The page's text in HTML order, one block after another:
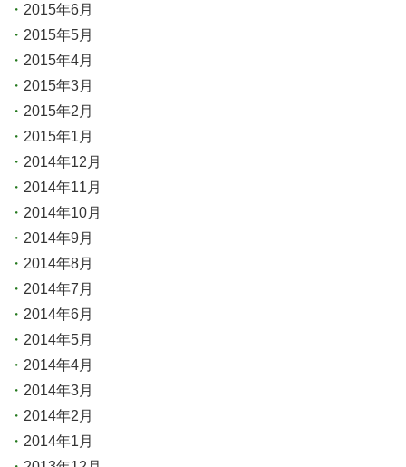
2015年6月
2015年5月
2015年4月
2015年3月
2015年2月
2015年1月
2014年12月
2014年11月
2014年10月
2014年9月
2014年8月
2014年7月
2014年6月
2014年5月
2014年4月
2014年3月
2014年2月
2014年1月